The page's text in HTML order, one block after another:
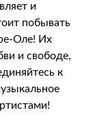
и
побывать
Оле! Их
и свободе,
к